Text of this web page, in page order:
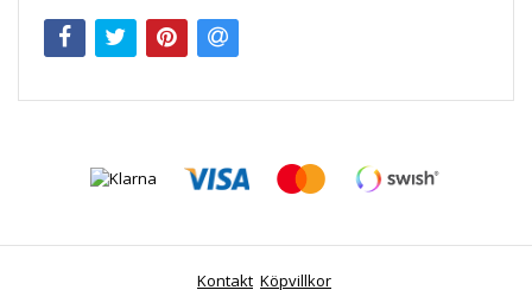
Kontakt Köpvillkor